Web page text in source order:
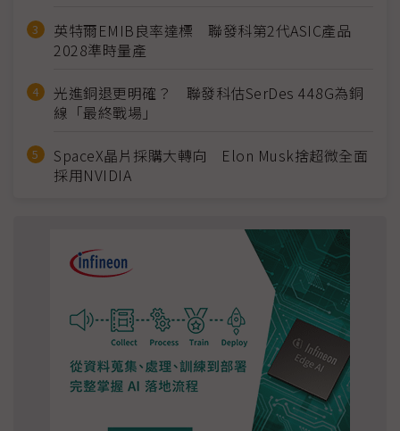
英特爾EMIB良率達標 聯發科第2代ASIC產品
2028準時量產
光進銅退更明確？ 聯發科估SerDes 448G為銅
線「最終戰場」
SpaceX晶片採購大轉向 Elon Musk捨超微全面
採用NVIDIA